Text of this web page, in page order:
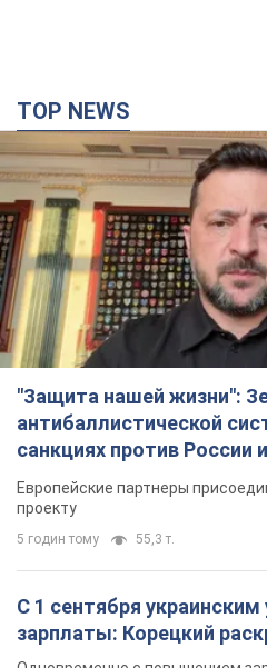
TOP NEWS
"Защита нашей жизни":
антибаллистической
санкциях против России
Видео
Европейские партнеры
проекту
5 годин тому 55,3 т.
С 1 сентября
зарплаты: Корецкий